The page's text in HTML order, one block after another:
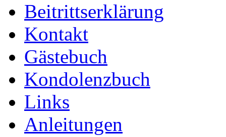
Beitrittserklärung
Kontakt
Gästebuch
Kondolenzbuch
Links
Anleitungen